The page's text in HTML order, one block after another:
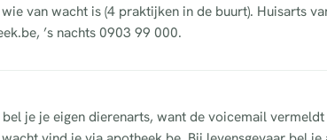
van wacht is (4 praktijken in de buurt). Huisarts
’s nachts 0903 99 000.
je je eigen dierenarts, want de voicemail